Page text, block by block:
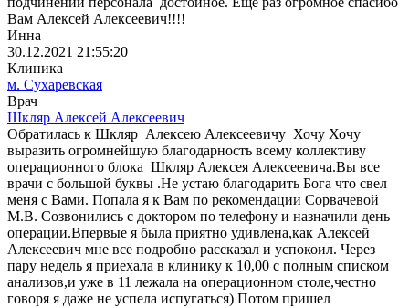
Вам Алексей Алексеевич!!!!
Инна
30.12.2021 21:55:20
Клиника
м. Сухаревская
Врач
Шкляр Алексей Алексеевич
Обратилась к Шкляр Алексею Алексеевичу Хочу Хочу
выразить огромнейшую благодарность всему коллективу
операционного блока Шкляр Алексея Алексеевича.Вы все
врачи с большой буквы .Не устаю благодарить Бога что свел
меня с Вами. Попала я к Вам по рекомендации Сорвачевой
М.В. Созвонились с доктором по телефону и назначили день
операции.Впервые я была приятно удивлена,как Алексей
Алексеевич мне все подробно рассказал и успокоил. Через
пару недель я приехала в клинику к 10,00 с полным списком
анализов,и уже в 11 лежала на операционном столе,честно
говоря я даже не успела испугаться) Потом пришел